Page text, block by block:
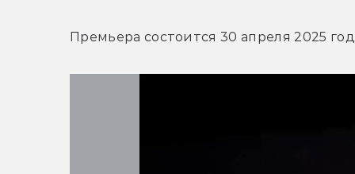
Премьера состоится 30 апреля 2025